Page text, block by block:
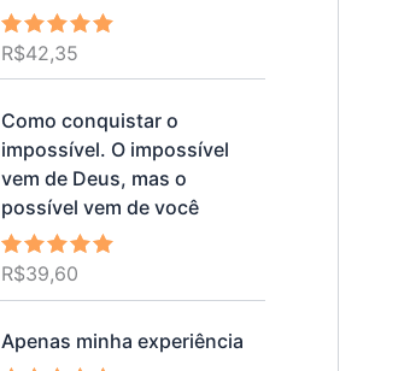
Avaliação
de 5
R$42,35
Como conquistar o
impossível. O impossível
vem de Deus, mas o
possível vem de você
Avaliação
R$39,60
Apenas minha experiência